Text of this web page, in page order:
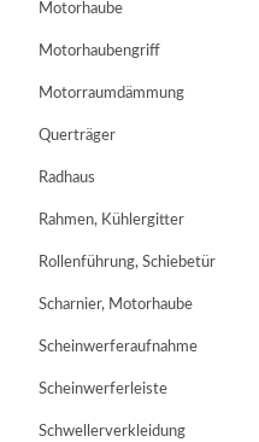
Motorhaube
Motorhaubengriff
Motorraumdämmung
Querträger
Radhaus
Rahmen, Kühlergitter
Rollenführung, Schiebetür
Scharnier, Motorhaube
Scheinwerferaufnahme
Scheinwerferleiste
Schwellerverkleidung